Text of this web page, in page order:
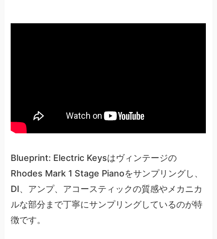
Blueprint: Electric Keysはヴィンテージの
Rhodes Mark 1 Stage Pianoをサンプリングし、
DI、アンプ、アコースティックの質感やメカニカ
ルな部分まで丁寧にサンプリングしているのが特
徴です。